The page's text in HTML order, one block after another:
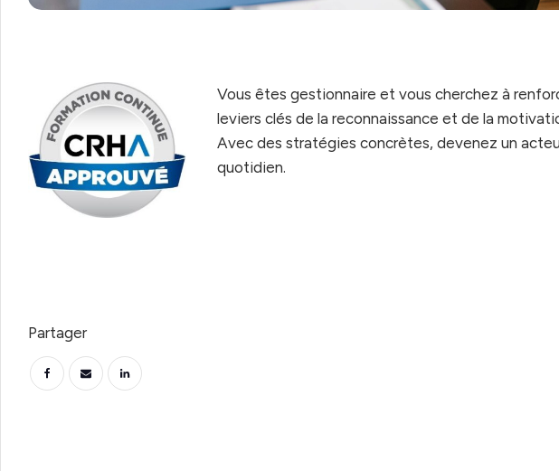
Vous êtes gestionnaire et vous cherchez à
leviers clés de la reconnaissance et de la
Avec des stratégies concrètes, devenez un
quotidien.
Partager